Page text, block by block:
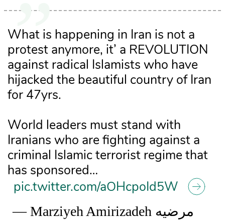
What is happening in Iran is not a
protest anymore, it’ a REVOLUTION
against radical Islamists who have
hijacked the beautiful country of Iran
for 47yrs.
World leaders must stand with
Iranians who are fighting against a
criminal Islamic terrorist regime that
has sponsored…
pic.twitter.com/aOHcpoId5W
— Marziyeh Amirizadeh مرضیه